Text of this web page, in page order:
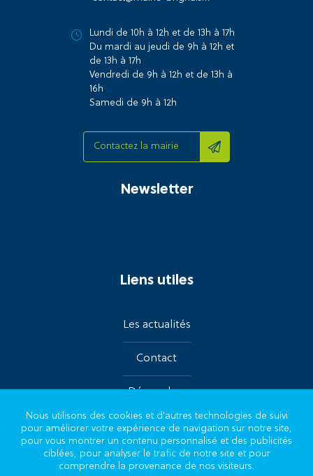
Lundi de 10h à 12h et de 13h à 17h
Du mardi au jeudi de 9h à 12h et
de 13h à 17h
Vendredi de 9h à 12h et de 13h à
16h
Samedi de 9h à 12h
Contactez la mairie
Newsletter
Liens utiles
Les actualités
Contact
Démarches
Suivez-nous sur les réseaux
Nous utilisons des cookies et d'autres technologies de suivi
pour améliorer votre expérience de navigation sur notre site,
pour vous montrer un contenu personnalisé et des publicités
ciblées, pour analyser le trafic de notre site et pour
comprendre la provenance de nos visiteurs.